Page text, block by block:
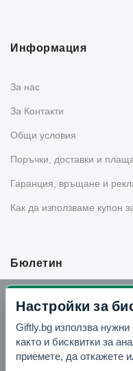
Информация
За нас
За Контакти
Общи условия
Поръчки, доставки и
Гаранция, връщане и
Как да използваме купон
Бюлетин
Вземи -10% отстъпка в
Отвори Telegram
Настройки за
Giftly.bg използва нужни
както и бисквитки за
приемете, да откажете